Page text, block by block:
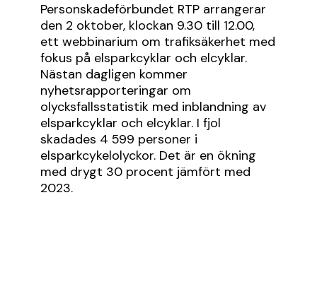
Personskadeförbundet RTP arrangerar
den 2 oktober, klockan 9.30 till 12.00,
ett webbinarium om trafiksäkerhet med
fokus på elsparkcyklar och elcyklar.
Nästan dagligen kommer
nyhetsrapporteringar om
olycksfallsstatistik med inblandning av
elsparkcyklar och elcyklar. Ifjol
skadades 4 599 personer i
elsparkcykelolyckor. Det är en ökning
med drygt 30 procent jämfört med
2023.